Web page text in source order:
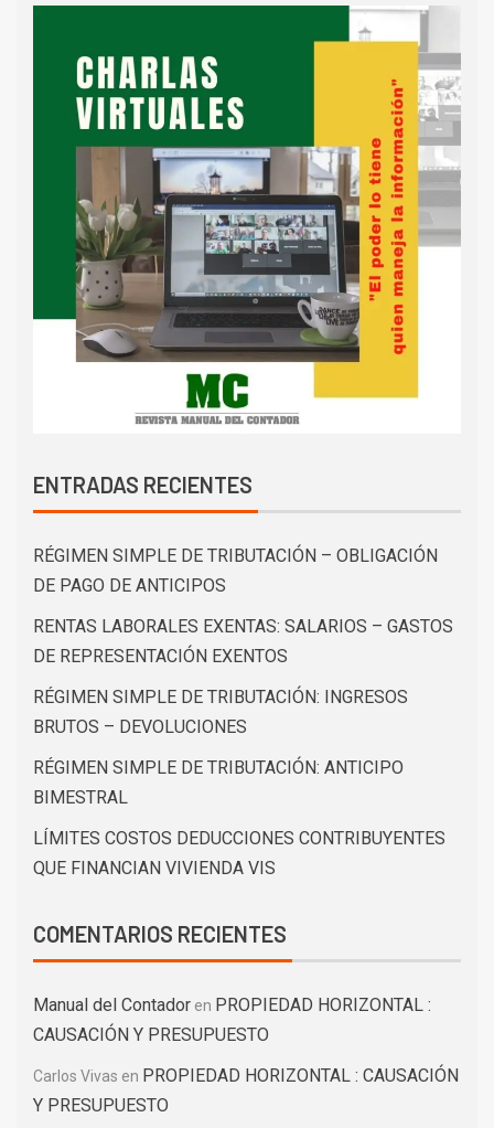
ENTRADAS RECIENTES
RÉGIMEN SIMPLE DE TRIBUTACIÓN – OBLIGACIÓN
DE PAGO DE ANTICIPOS
RENTAS LABORALES EXENTAS: SALARIOS – GASTOS
DE REPRESENTACIÓN EXENTOS
RÉGIMEN SIMPLE DE TRIBUTACIÓN: INGRESOS
BRUTOS – DEVOLUCIONES
RÉGIMEN SIMPLE DE TRIBUTACIÓN: ANTICIPO
BIMESTRAL
LÍMITES COSTOS DEDUCCIONES CONTRIBUYENTES
QUE FINANCIAN VIVIENDA VIS
COMENTARIOS RECIENTES
Manual del Contador en PROPIEDAD HORIZONTAL :
CAUSACIÓN Y PRESUPUESTO
Carlos Vivas en PROPIEDAD HORIZONTAL : CAUSACIÓN
Y PRESUPUESTO